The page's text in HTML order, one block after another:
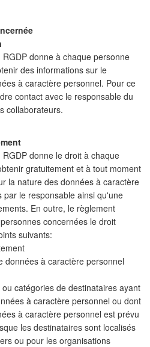
donne à chaque personne
des informations sur le
à caractère personnel. Pour ce
contact avec le responsable du
collaborateurs.
donne le droit à chaque
gratuitement et à tout moment
la nature des données à caractère
par le responsable ainsi qu'une
En outre, le règlement
concernées le droit
suivants:
données à caractère personnel
catégories de destinataires ayant
à caractère personnel ou dont
à caractère personnel est prévu
les destinataires sont localisés
ou pour les organisations